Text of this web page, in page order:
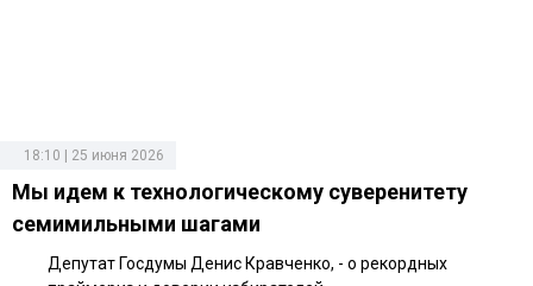
18:10 | 25 июня 2026
Мы идем к технологическому суверенитету
семимильными шагами
Депутат Госдумы Денис Кравченко, - о рекордных